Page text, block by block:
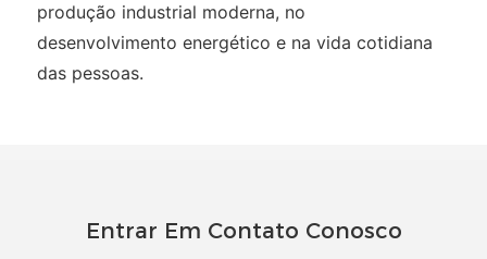
produção industrial moderna, no
desenvolvimento energético e na vida cotidiana
das pessoas.
Entrar Em Contato Conosco